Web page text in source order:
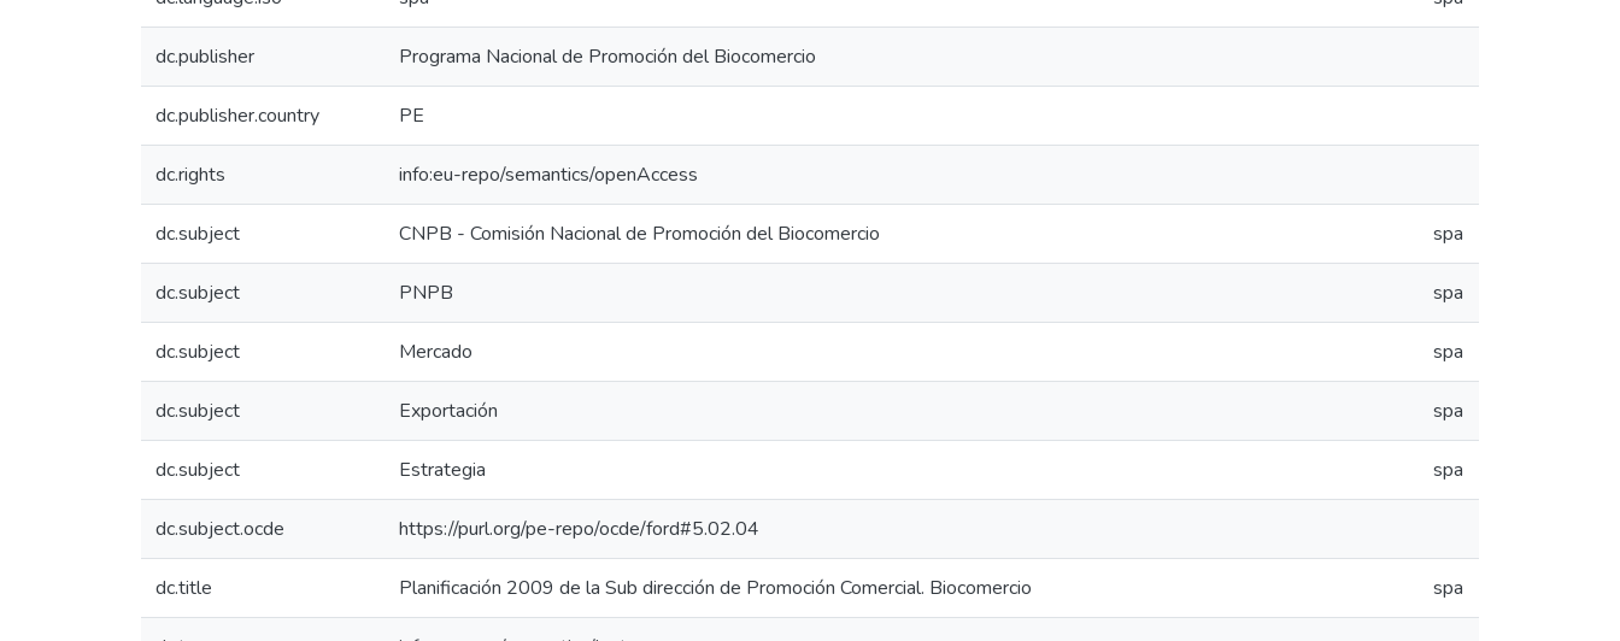
dc.publisher Programa Nacional de Promoción del Biocomercio
dc.publisher.country PE
dc.rights info:eu-repo/semantics/openAccess
dc.subject CNPB - Comisión Nacional de Promoción del Biocomercio spa
dc.subject PNPB spa
dc.subject Mercado spa
dc.subject Exportación spa
dc.subject Estrategia spa
dc.subject.ocde https://purl.org/pe-repo/ocde/ford#5.02.04
dc.title Planificación 2009 de la Sub dirección de Promoción Comercial. Biocomercio spa